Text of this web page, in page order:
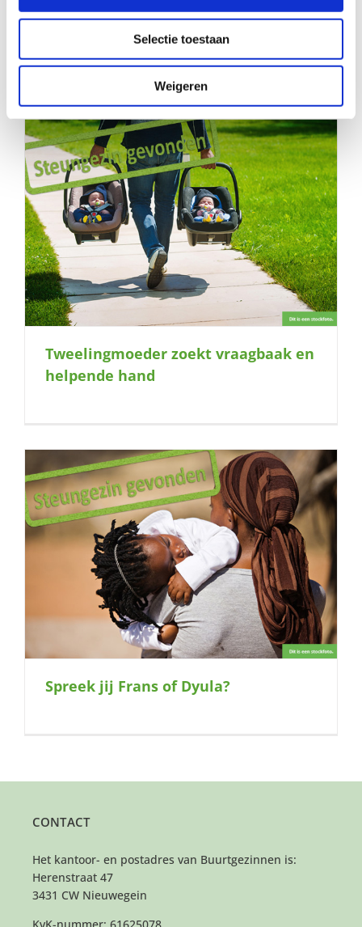
Selectie toestaan
Weigeren
Wie wil met een moeder en baby in
Zandvoort afspreken?
Tweelingmoeder zoekt vraagbaak en
helpende hand
Spreek jij Frans of Dyula?
CONTACT
Het kantoor- en postadres van Buurtgezinnen is:
Herenstraat 47
3431 CW Nieuwegein
KvK-nummer: 61625078